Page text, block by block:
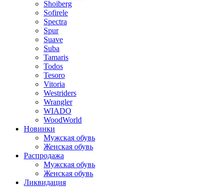
Shoiberg
Sofirele
Spectra
Spur
Suave
Suba
Tamaris
Todos
Tesoro
Vitoria
Westriders
Wrangler
WIADO
WoodWorld
Новинки
Мужская обувь
Женская обувь
Распродажа
Мужская обувь
Женская обувь
Ликвидация